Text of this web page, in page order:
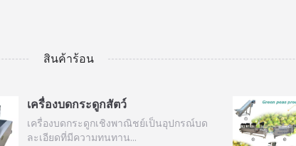
สินค้าร้อน
เครื่องบดกระดูกสัตว์
เครื่องบดกระดูกเชิงพาณิชย์เป็นอุปกรณ์บด
ละเอียดที่มีความทนทาน…